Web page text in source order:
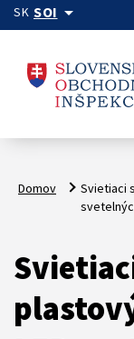
SK SOIarrow_drop_down
Domov
Svietiaci